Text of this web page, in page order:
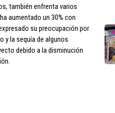
también enfrenta varios
aumentado un 30% con
su preocupación por
y la sequía de algunos
debido a la disminución